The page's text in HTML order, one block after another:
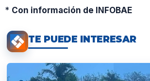
* Con información de INFOBAE
TE PUEDE INTERESAR